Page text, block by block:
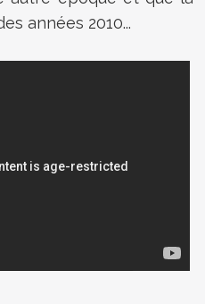
années 2010...